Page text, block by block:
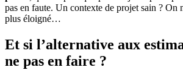
pas en faute. Un contexte de projet sain ? On
plus éloigné…
Et si l’alternative aux
ne pas en faire ?